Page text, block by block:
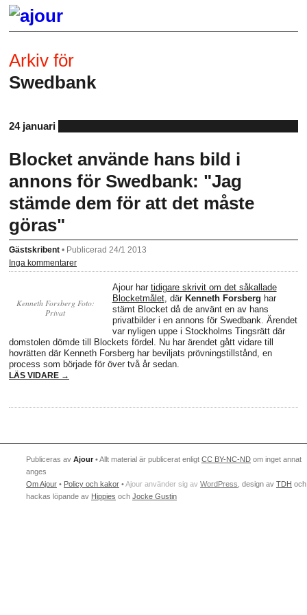
Arkiv för
Swedbank
24 januari
Blocket använde hans bild i
annons för Swedbank: "Jag
stämde dem för att det måste
göras"
Gästskribent • Publicerad 24/1 2013
Inga kommentarer
Kenneth Forsberg Foto:
Privat
Ajour har tidigare skrivit om det såkallade
Blocketmålet, där Kenneth Forsberg har
stämt Blocket då de använt en av hans
privatbilder i en annons för Swedbank. Ärendet
var nyligen uppe i Stockholms Tingsrätt där
domstolen dömde till Blockets fördel. Nu har ärendet gått vidare till
hovrätten där Kenneth Forsberg har beviljats prövningstillstånd, en
process som började för över två år sedan.
LÄS VIDARE →
Publiceras av Ajour • Allt material är publicerat enligt CC BY-NC-ND om inget annat
anges
Om Ajour • Policy och kakor •Ajour använder sig av WordPress , design av TDH och
hackas löpande av Hippies och Jocke Gustin